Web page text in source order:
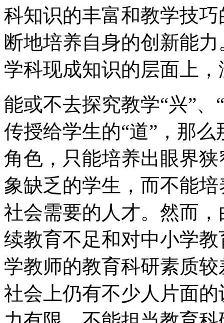
科知识的丰富和教学技
断地培养自身的创新能
学科现成知识的层面上
能或不去探究教学“兴”
传授给学生的“道”，那
角色，只能培养出眼界
象缺乏的学生，而不能
社会需要的人才。然而
续教育不足和对中小学
学教师的教育科研素质
社会上仍有不少人片面